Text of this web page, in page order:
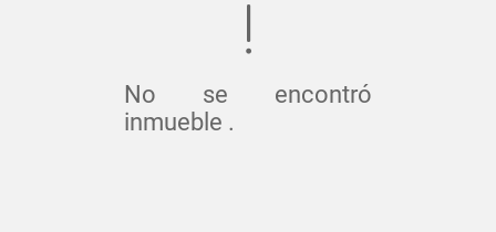
No se encontró
inmueble .